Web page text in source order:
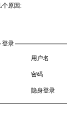
原因:
登录
用户名
密码
隐身登录